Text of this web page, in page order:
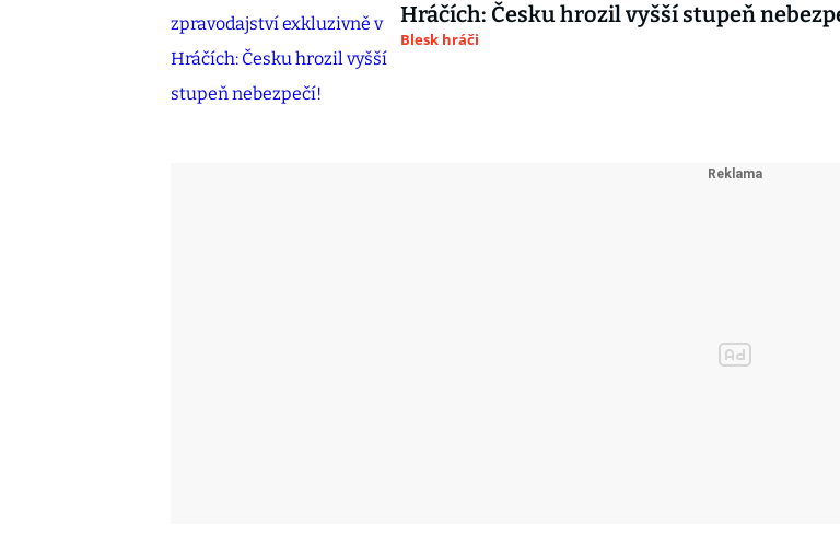
Hráčích: Česku hrozil vyšší stupeň
Blesk hráči